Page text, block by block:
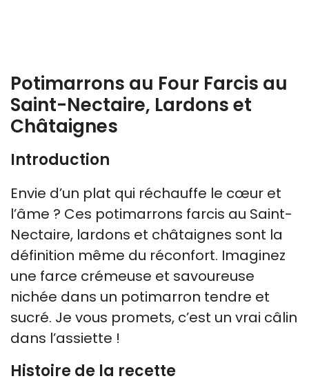
Potimarrons au Four Farcis au
Saint-Nectaire, Lardons et
Châtaignes
Introduction
Envie d’un plat qui réchauffe le cœur et
l’âme ? Ces potimarrons farcis au Saint-
Nectaire, lardons et châtaignes sont la
définition même du réconfort. Imaginez
une farce crémeuse et savoureuse
nichée dans un potimarron tendre et
sucré. Je vous promets, c’est un vrai câlin
dans l’assiette !
Histoire de la recette